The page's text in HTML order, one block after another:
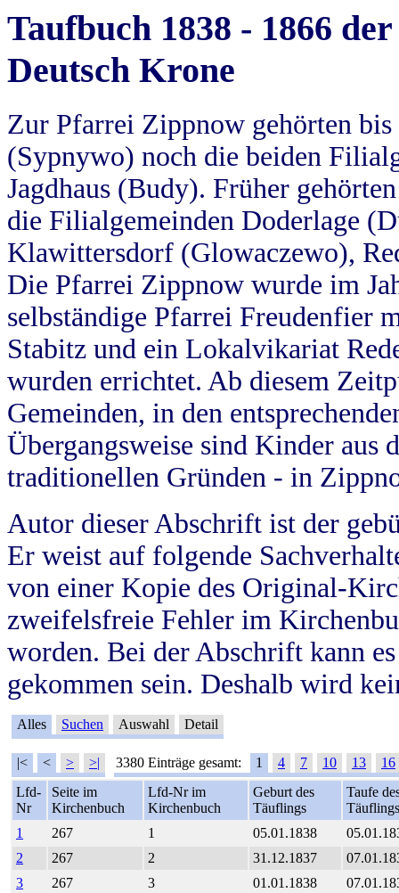
Taufbuch 1838 - 1866
Deutsch Krone
Zur Pfarrei Zippnow gehörten
(Sypnywo) noch die beiden
Jagdhaus (Budy). Früher
die Filialgemeinden Doderlage
Klawittersdorf (Glowaczewo),
Die Pfarrei Zippnow wurde im
selbständige Pfarrei Freudenfier
Stabitz und ein Lokalvikariat
wurden errichtet. Ab diesem
Gemeinden, in den
Übergangsweise sind Kinder aus
traditionellen Gründen - in
Autor dieser Abschrift ist der
Er weist auf folgende
von einer Kopie des Original-
zweifelsfreie Fehler im
worden. Bei der Abschrift kann
gekommen sein. Deshalb wird
Alles Suchen Auswahl Detail
|< < > >| 3380 Einträge gesamt: 1 4 7 10 13
16
Lfd-
Nr
Seite im
Kirchenbuch
Lfd-Nr im
Kirchenbuch
Geburt des
Täuflings
Taufe
Täuflings
1
267 1 05.01.1838
2
267 2 31.12.1837
3
267 3 01.01.1838